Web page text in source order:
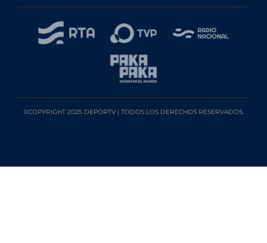
©COPYRIGHT 2025 DEPORTV | TODOS LOS DERECHOS RESERVADOS.